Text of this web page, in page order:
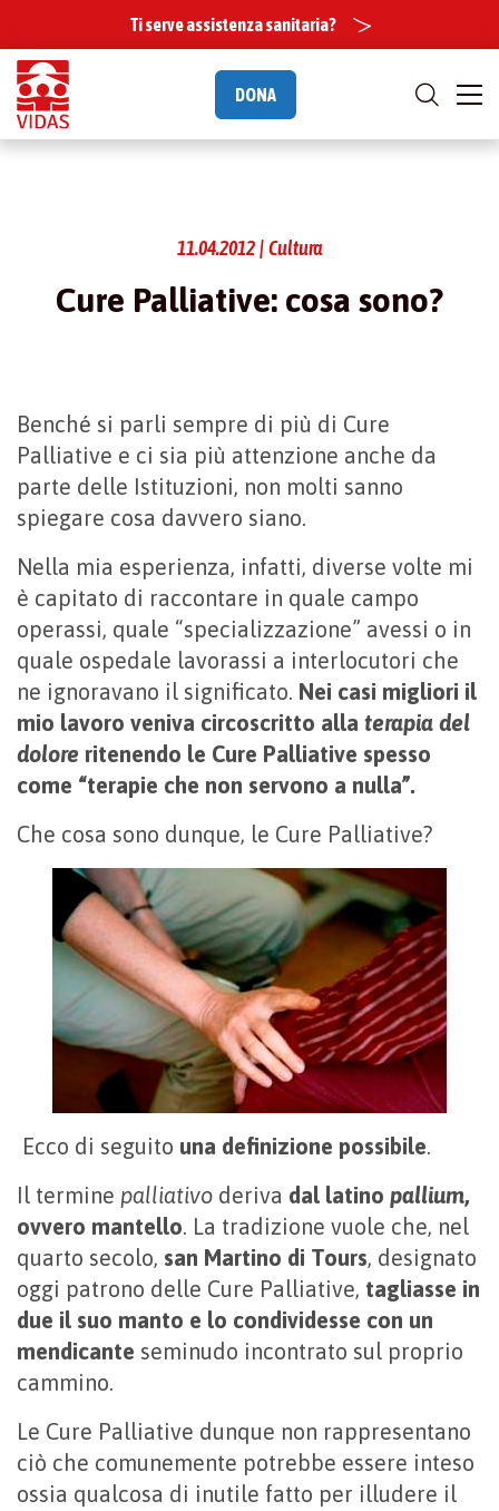
Ti serve assistenza sanitaria?
DONA
11.04.2012 | Cultura
Cure Palliative: cosa sono?
Benché si parli sempre di più di Cure
Palliative e ci sia più attenzione anche da
parte delle Istituzioni, non molti sanno
spiegare cosa davvero siano.
Nella mia esperienza, infatti, diverse volte mi
è capitato di raccontare in quale campo
operassi, quale “specializzazione” avessi o in
quale ospedale lavorassi a interlocutori che
ne ignoravano il significato. Nei casi migliori il
mio lavoro veniva circoscritto alla terapia del
dolore ritenendo le Cure Palliative spesso
come “terapie che non servono a nulla”.
Che cosa sono dunque, le Cure Palliative?
Ecco di seguito una definizione possibile.
Il termine palliativo deriva dal latino pallium,
ovvero mantello. La tradizione vuole che, nel
quarto secolo, san Martino di Tours, designato
oggi patrono delle Cure Palliative, tagliasse in
due il suo manto e lo condividesse con un
mendicante seminudo incontrato sul proprio
cammino.
Le Cure Palliative dunque non rappresentano
ciò che comunemente potrebbe essere inteso
ossia qualcosa di inutile fatto per illudere il